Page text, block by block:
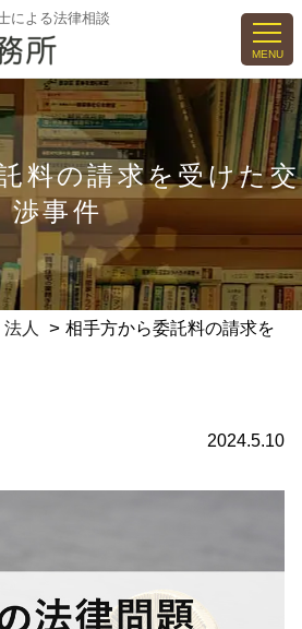
による法律相談
MENU
料の請求を受けた交
渉事件
法人 > 相手方から委託料の請求を
2024.5.10